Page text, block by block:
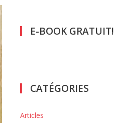
E-BOOK GRATUIT!
CATÉGORIES
Articles